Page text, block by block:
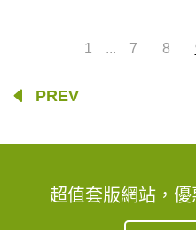
1 ... 7 8
PREV
超值套版網站，優